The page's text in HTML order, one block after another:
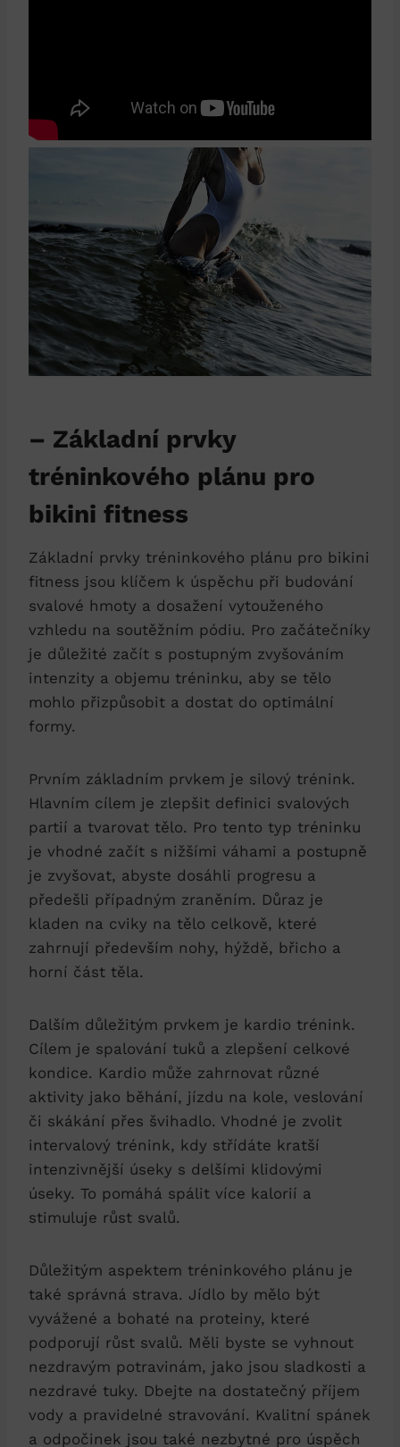
– Základní prvky
tréninkového ​plánu‌ pro
bikini⁤ fitness
Základní ‌prvky tréninkového plánu pro‌ bikini
fitness jsou‌ klíčem k úspěchu při budování
svalové hmoty a dosažení vytouženého
vzhledu na soutěžním pódiu. Pro začátečníky
je důležité začít ⁣s postupným zvyšováním​
intenzity a objemu‍ tréninku, aby se tělo
mohlo přizpůsobit‌ a dostat do optimální
formy. ⁤
Prvním základním prvkem je‍ silový trénink.
Hlavním⁢ cílem je zlepšit definici svalových​
partií a tvarovat tělo. Pro tento typ tréninku
je vhodné začít ⁤s nižšími ‍váhami a postupně
je zvyšovat, abyste dosáhli progresu a
předešli případným​ zraněním. Důraz⁢ je
kladen na cviky ⁢na​ tělo celkově,⁣ které
zahrnují především nohy, hýždě, břicho‍ a
horní část těla.
Dalším důležitým prvkem je kardio trénink.
Cílem je spalování tuků a zlepšení celkové
kondice. ⁤Kardio může zahrnovat různé
aktivity jako běhání,‍ jízdu na kole,⁤ veslování
či skákání přes švihadlo. Vhodné je zvolit ​
intervalový⁢ trénink, kdy střídáte kratší
intenzivnější ⁣úseky‌ s ⁢delšími klidovými
úseky. To pomáhá spálit více kalorií a
stimuluje růst svalů.
Důležitým aspektem ⁤tréninkového plánu je
také správná‍ strava. Jídlo⁢ by‍ mělo být
‌vyvážené a bohaté na proteiny, které⁢
podporují růst svalů. Měli byste se vyhnout
nezdravým potravinám, jako jsou sladkosti a
nezdravé ⁣tuky. Dbejte ​na dostatečný příjem⁤
vody a pravidelné stravování. Kvalitní⁣ spánek​
a odpočinek jsou také nezbytné pro úspěch​